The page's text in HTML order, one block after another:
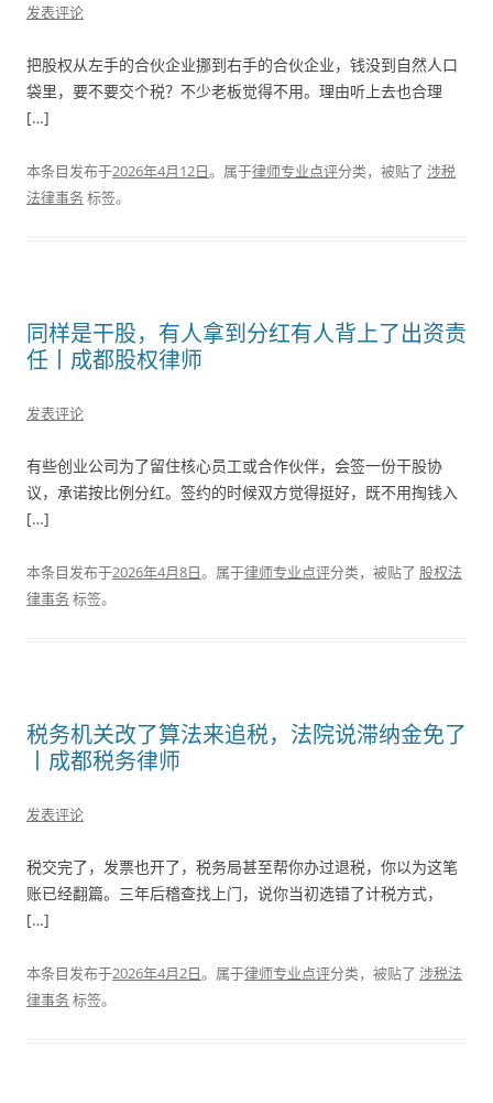
发表评论
把股权从左手的合伙企业挪到右手的合伙企业，钱没到自然人口
袋里，要不要交个税？不少老板觉得不用。理由听上去也合理
[…]
本条目发布于2026年4月12日。属于律师专业点评分类，被贴了 涉税
法律事务标签。
同样是干股，有人拿到分红有人背上了出资责
任丨成都股权律师
发表评论
有些创业公司为了留住核心员工或合作伙伴，会签一份干股协
议，承诺按比例分红。签约的时候双方觉得挺好，既不用掏钱入
[…]
本条目发布于2026年4月8日。属于律师专业点评分类，被贴了 股权法
律事务标签。
税务机关改了算法来追税，法院说滞纳金免了
丨成都税务律师
发表评论
税交完了，发票也开了，税务局甚至帮你办过退税，你以为这笔
账已经翻篇。三年后稽查找上门，说你当初选错了计税方式，
[…]
本条目发布于2026年4月2日。属于律师专业点评分类，被贴了 涉税法
律事务标签。